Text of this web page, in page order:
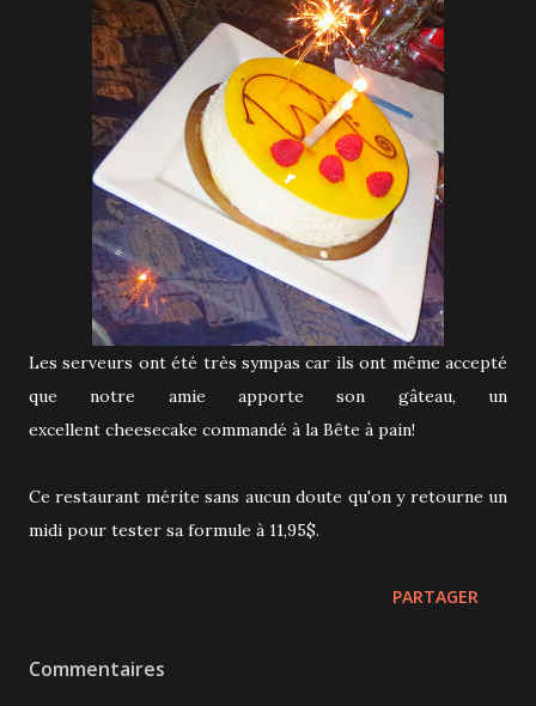
Les serveurs ont été très sympas car ils ont même accepté
que notre amie apporte son gâteau, un
excellent cheesecake commandé à la Bête à pain!
Ce restaurant mérite sans aucun doute qu'on y retourne un
midi pour tester sa formule à 11,95$.
PARTAGER
Commentaires